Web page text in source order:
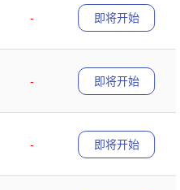
-
即将开始
-
即将开始
-
即将开始